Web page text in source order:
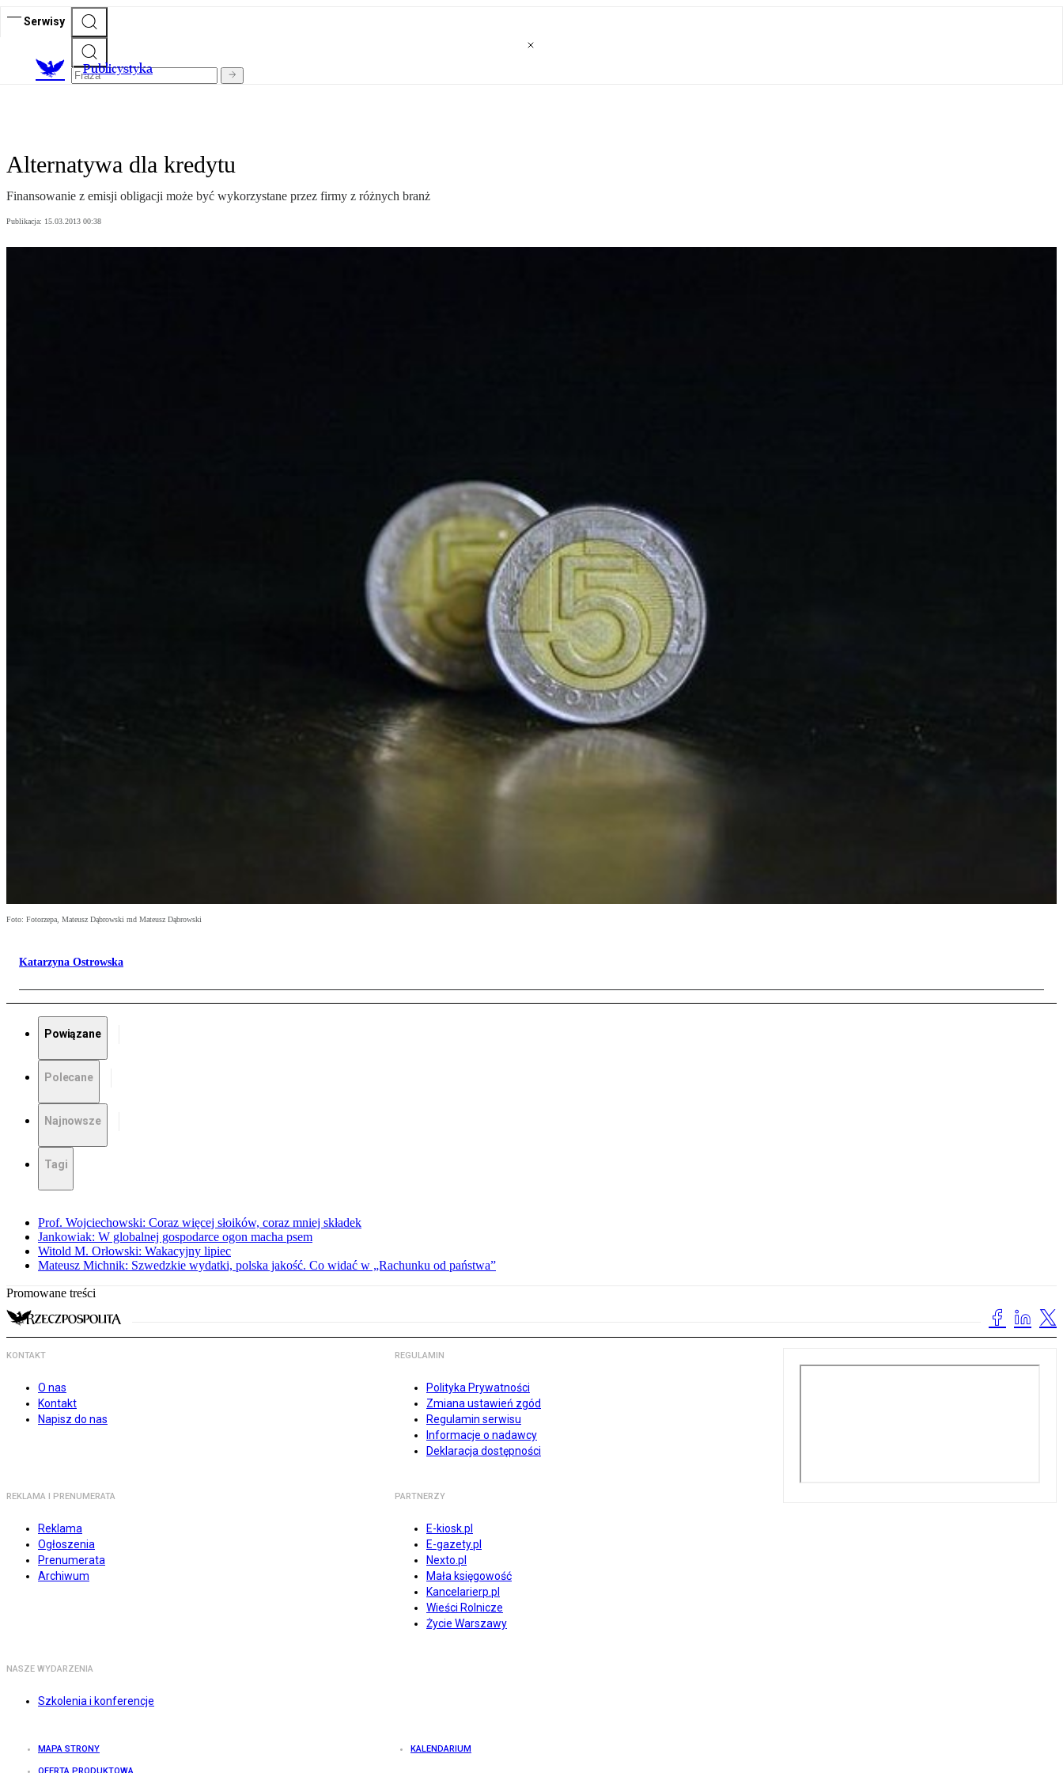
Serwisy
Publicystyka
Alternatywa dla kredytu
Finansowanie z emisji obligacji może być wykorzystane przez firmy z różnych branż
Publikacja: 15.03.2013 00:38
Foto: Fotorzepa, Mateusz Dąbrowski md Mateusz Dąbrowski
Katarzyna Ostrowska
Powiązane
Polecane
Najnowsze
Tagi
Prof. Wojciechowski: Coraz więcej słoików, coraz mniej składek
Jankowiak: W globalnej gospodarce ogon macha psem
Witold M. Orłowski: Wakacyjny lipiec
Mateusz Michnik: Szwedzkie wydatki, polska jakość. Co widać w „Rachunku od państwa”
Promowane treści
KONTAKT
O nas
Kontakt
Napisz do nas
REGULAMIN
Polityka Prywatności
Zmiana ustawień zgód
Regulamin serwisu
Informacje o nadawcy
Deklaracja dostępności
REKLAMA I PRENUMERATA
Reklama
Ogłoszenia
Prenumerata
Archiwum
PARTNERZY
E-kiosk.pl
E-gazety.pl
Nexto.pl
Mała księgowość
Kancelarierp.pl
Wieści Rolnicze
Życie Warszawy
NASZE WYDARZENIA
Szkolenia i konferencje
MAPA STRONY KALENDARIUM